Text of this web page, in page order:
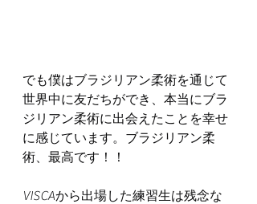
でも僕はブラジリアン柔術を通じて
世界中に友だちができ、本当にブラ
ジリアン柔術に出会えたことを幸せ
に感じています。ブラジリアン柔
術、最高です！！
VISCAから出場した練習生は残念な